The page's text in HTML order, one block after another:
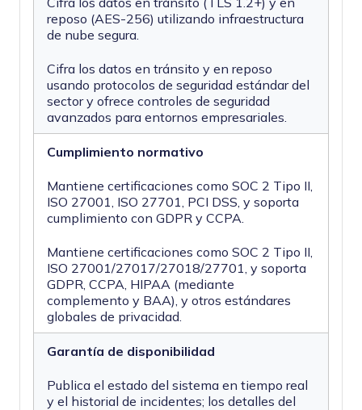
Cifra los datos en tránsito (TLS 1.2+) y en
reposo (AES-256) utilizando infraestructura
de nube segura.
Cifra los datos en tránsito y en reposo
usando protocolos de seguridad estándar del
sector y ofrece controles de seguridad
avanzados para entornos empresariales.
Cumplimiento normativo
Mantiene certificaciones como SOC 2 Tipo II,
ISO 27001, ISO 27701, PCI DSS, y soporta
cumplimiento con GDPR y CCPA.
Mantiene certificaciones como SOC 2 Tipo II,
ISO 27001/27017/27018/27701, y soporta
GDPR, CCPA, HIPAA (mediante
complemento y BAA), y otros estándares
globales de privacidad.
Garantía de disponibilidad
Publica el estado del sistema en tiempo real
y el historial de incidentes; los detalles del